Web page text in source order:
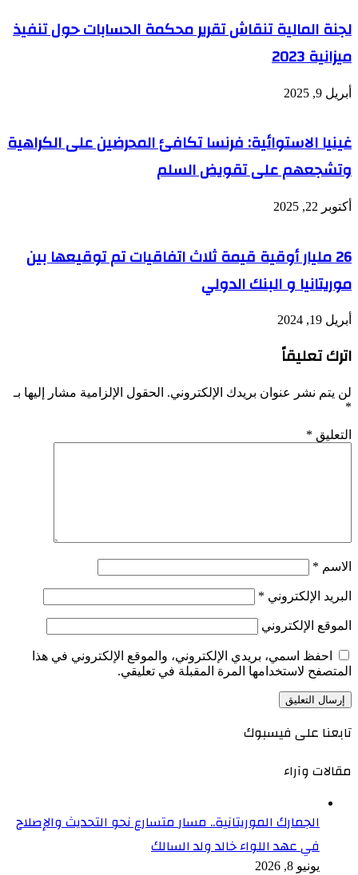
لجنة المالية تنقاش تقرير محكمة الحسابات حول تنفيذ
ميزانية 2023
أبريل 9, 2025
غينيا الاستوائية: فرنسا تكافئ المحرضين على الكراهية
وتشجعهم على تقويض السلم
أكتوبر 22, 2025
26 مليار أوقية قيمة ثلاث اتفاقيات تم توقيعها بين
موريتانيا و البنك الدولي
أبريل 19, 2024
اترك تعليقاً
لن يتم نشر عنوان بريدك الإلكتروني. الحقول الإلزامية مشار إليها بـ
*
التعليق *
الاسم *
البريد الإلكتروني *
الموقع الإلكتروني
احفظ اسمي، بريدي الإلكتروني، والموقع الإلكتروني في هذا
المتصفح لاستخدامها المرة المقبلة في تعليقي.
تابعنا على فيسبوك
مقالات وآراء
الجمارك الموريتانية.. مسار متسارع نحو التحديث والإصلاح
في عهد اللواء خالد ولد السالك
يونيو 8, 2026